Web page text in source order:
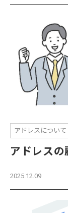
アドレスについて
アドレス
2025.12.09